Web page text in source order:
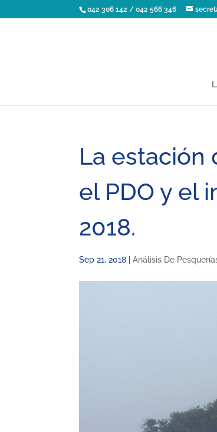
042 306 142 / 042 566 346
La estación
el PDO y el
2018.
Sep 21, 2018 |Análisis De